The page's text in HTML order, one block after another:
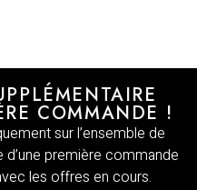
COMMANDE !
sur l’ensemble de
première commande
les offres en cours.